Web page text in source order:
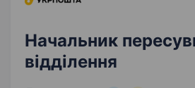
Начальник
відділення